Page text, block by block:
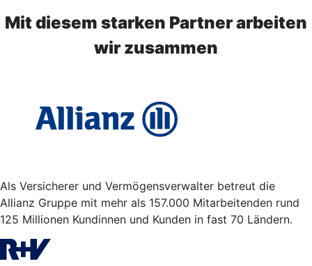
Mit diesem starken Partner arbeiten
wir zusammen
Als Versicherer und Vermögensverwalter betreut die
Allianz Gruppe mit mehr als 157.000 Mitarbeitenden rund
125 Millionen Kundinnen und Kunden in fast 70 Ländern.